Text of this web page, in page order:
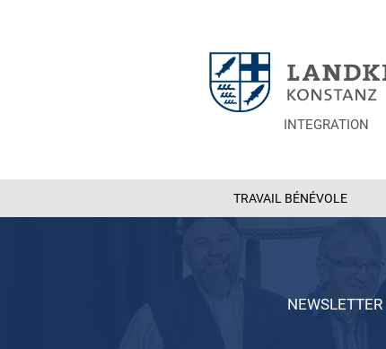
INTEGRATION
TRAVAIL BÉNÉVOLE
NEWSLETTER